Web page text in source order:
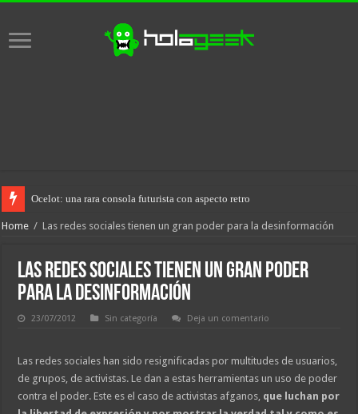
Ocelot: una rara consola futurista con aspecto retro
Home / Las redes sociales tienen un gran poder para la desinformación
Las redes sociales tienen un gran poder
para la desinformación
23/07/2012 Sin categoría Deja un comentario
Las redes sociales han sido resignificadas por multitudes de usuarios,
de grupos, de activistas. Le dan a estas herramientas un uso de poder
contra el poder. Este es el caso de activistas afganos, que luchan por